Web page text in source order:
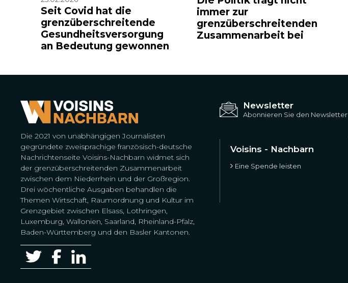
Seit Covid hat die
grenzüberschreitende
Gesundheitsversorgung
an Bedeutung gewonnen
immer zur
grenzüberschreitenden
Zusammenarbeit bei
Die 2021 von unabhängigen Journalisten
gegründete zweisprachige französisch-deutsche
Nachrichtenseite Voisins-Nachbarn widmet sich
der grenzüberschreitenden Zusammenarbeit
zwischen dem Niederrhein und der Großregion.
Drei wöchentliche Ausgaben behandlen die
Themen Wirtschaft, Raumordnung und Kultur im
Grenzgebiet zwischen Elsass, Lothringen,
Luxemburg, Wallonien, Saarland, Rheinland-Pfalz,
Baden-Württemberg und den Basler Kantonen.
Newsletter
Abonnieren Sie den Newsletter
Voisins - Nachbarn
Eine Spende leisten